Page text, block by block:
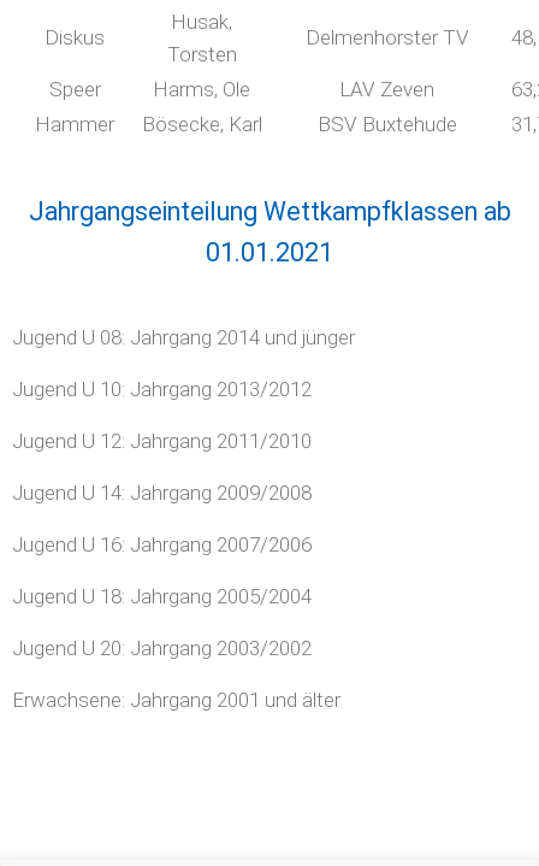
Diskus
Husak,
Torsten
Delmenhorster TV
Speer Harms, Ole LAV Zeven
Hammer
Bösecke, Karl BSV Buxtehude
Jahrgangseinteilung Wettkampfklassen ab
01.01.2021
Jugend U 08: Jahrgang 2014 und jünger
Jugend U 10: Jahrgang 2013/2012
Jugend U 12: Jahrgang 2011/2010
Jugend U 14: Jahrgang 2009/2008
Jugend U 16: Jahrgang 2007/2006
Jugend U 18: Jahrgang 2005/2004
Jugend U 20: Jahrgang 2003/2002
Erwachsene: Jahrgang 2001 und älter